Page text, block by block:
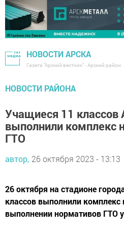
НОВОСТИ АРСКА
Газета "Арский вестник" - Арский район
НОВОСТИ РАЙОНА
Учащиеся 11 классов
выполнили комплекс
ГТО
автор, 26 октября 2023 - 13:13
26 октября на стадионе
классов выполнили
выполнении нормативов ГТО